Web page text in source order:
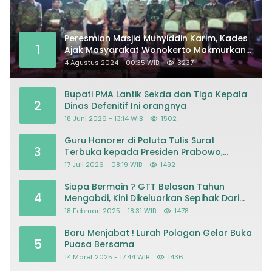
1
Peresmian Masjid Muhyiddin Karim, Kades
Ajak Masyarakat Wonokerto Makmurkan
Masjid
4 Agustus 2024 - 00:35 WIB 3237
2
Bupati PMA Lantik Sekda dan Tiga Kepala
Dinas Defenitif Ini orangnya
18 Juni 2026 - 13:14 WIB 1502
3
Guru Honorer di Paluta Tulis Surat
Terbuka kepada Presiden Prabowo,
Mohon Keadilan atas Dugaan
17 Juli 2026 - 08:19 WIB 1492
4
Siapa Bermain ? GTT Belasan Tahun
Mengabdi, Kini Dikeluarkan Sepihak Dari
Dapodik
18 Februari 2025 - 18:31 WIB 1478
5
Baru Menjabat ! Lurah Polagan Gelar Buka
Puasa Bersama
14 Maret 2025 - 17:44 WIB 1436